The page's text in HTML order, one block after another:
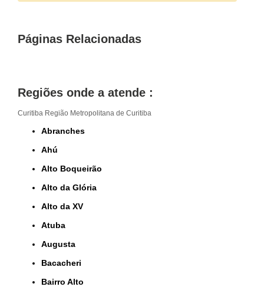
Páginas Relacionadas
Regiões onde a atende :
Curitiba Região Metropolitana de Curitiba
Abranches
Ahú
Alto Boqueirão
Alto da Glória
Alto da XV
Atuba
Augusta
Bacacheri
Bairro Alto